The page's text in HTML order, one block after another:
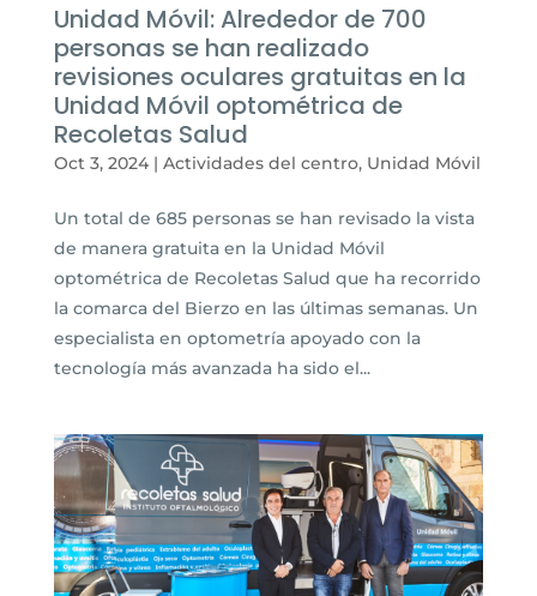
Unidad Móvil: Alrededor de 700
personas se han realizado
revisiones oculares gratuitas en la
Unidad Móvil optométrica de
Recoletas Salud
Oct 3, 2024| Actividades del centro, Unidad Móvil
Un total de 685 personas se han revisado la vista
de manera gratuita en la Unidad Móvil
optométrica de Recoletas Salud que ha recorrido
la comarca del Bierzo en las últimas semanas. Un
especialista en optometría apoyado con la
tecnología más avanzada ha sido el...